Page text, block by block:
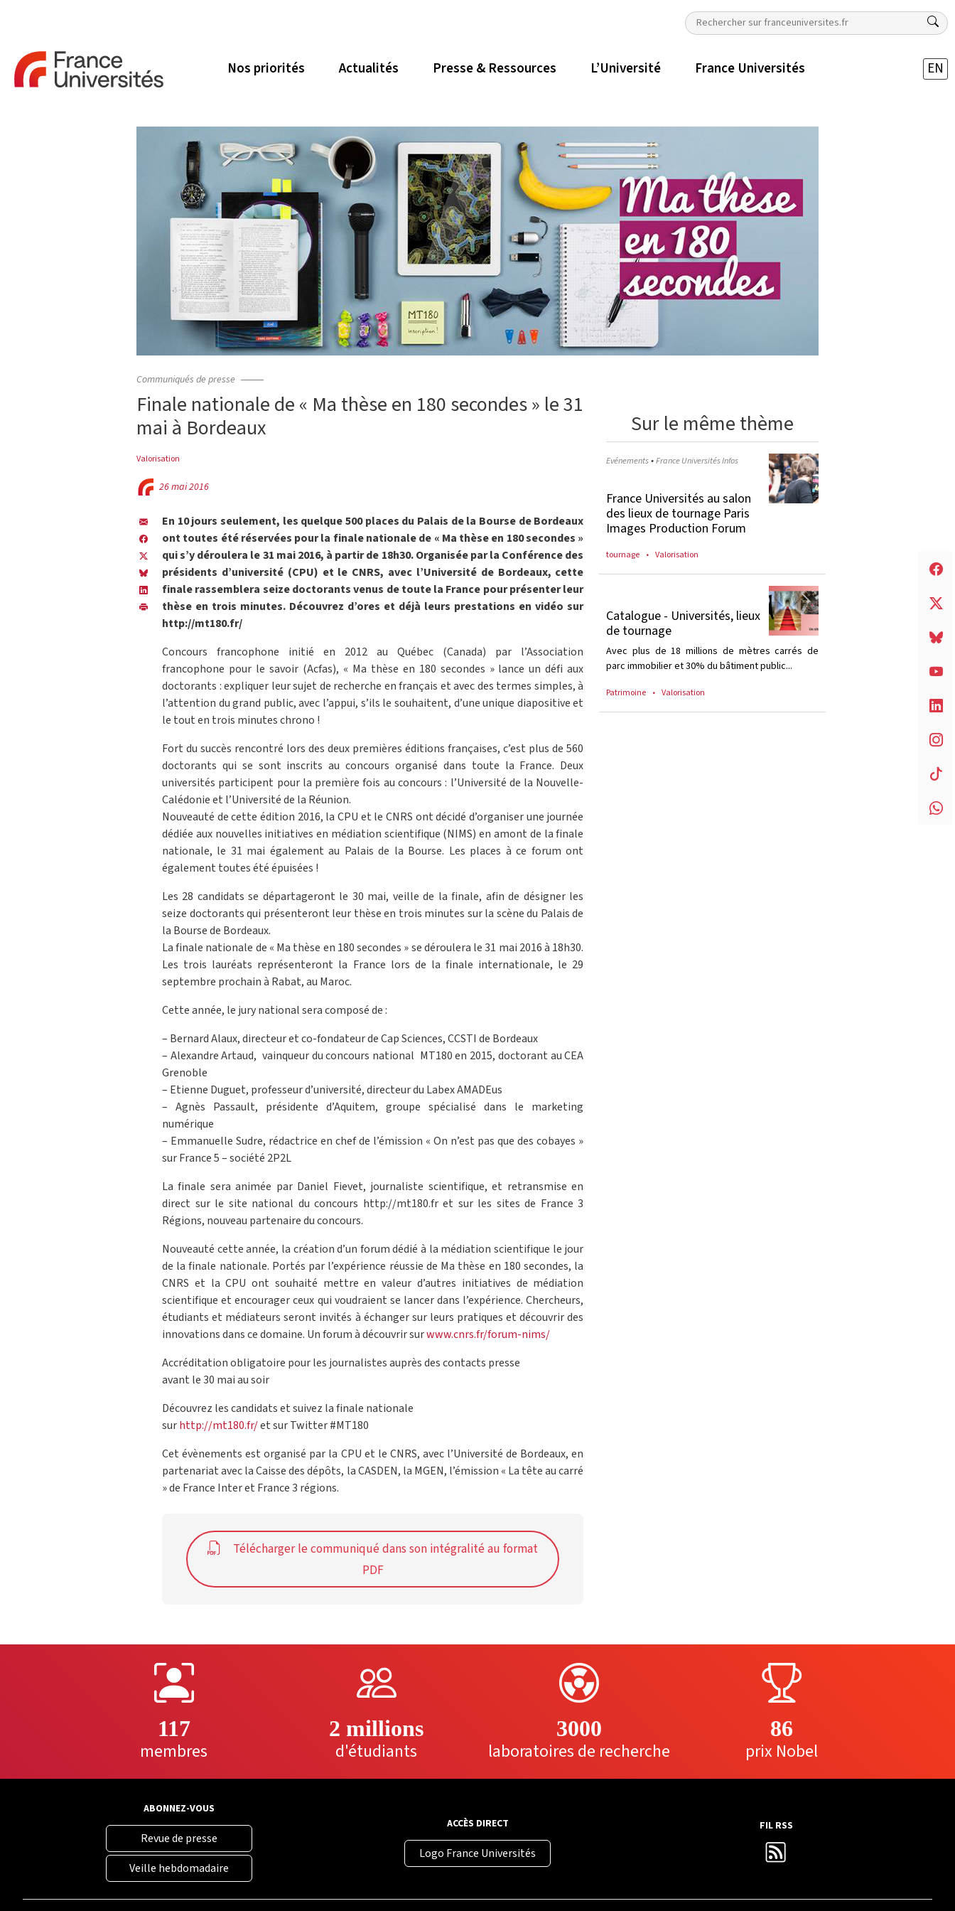
Nos priorités Actualités Presse & Ressources L’Université France Universités EN
Communiqués de presse
Finale nationale de « Ma thèse en 180 secondes » le 31
mai à Bordeaux
Valorisation
26 mai 2016
En 10 jours seulement, les quelque 500 places du Palais de la Bourse de Bordeaux
ont toutes été réservées pour la finale nationale de « Ma thèse en 180 secondes »
qui s’y déroulera le 31 mai 2016, à partir de 18h30. Organisée par la Conférence des
présidents d’université (CPU) et le CNRS, avec l’Université de Bordeaux, cette
finale rassemblera seize doctorants venus de toute la France pour présenter leur
thèse en trois minutes. Découvrez d’ores et déjà leurs prestations en vidéo sur
http://mt180.fr/
Concours francophone initié en 2012 au Québec (Canada) par l’Association
francophone pour le savoir (Acfas), « Ma thèse en 180 secondes » lance un défi aux
doctorants : expliquer leur sujet de recherche en français et avec des termes simples, à
l’attention du grand public, avec l’appui, s’ils le souhaitent, d’une unique diapositive et
le tout en trois minutes chrono !
Fort du succès rencontré lors des deux premières éditions françaises, c’est plus de 560
doctorants qui se sont inscrits au concours organisé dans toute la France. Deux
universités participent pour la première fois au concours : l’Université de la Nouvelle-
Calédonie et l’Université de la Réunion.
Nouveauté de cette édition 2016, la CPU et le CNRS ont décidé d’organiser une journée
dédiée aux nouvelles initiatives en médiation scientifique (NIMS) en amont de la finale
nationale, le 31 mai également au Palais de la Bourse. Les places à ce forum ont
également toutes été épuisées !
Les 28 candidats se départageront le 30 mai, veille de la finale, afin de désigner les
seize doctorants qui présenteront leur thèse en trois minutes sur la scène du Palais de
la Bourse de Bordeaux.
La finale nationale de « Ma thèse en 180 secondes » se déroulera le 31 mai 2016 à 18h30.
Les trois lauréats représenteront la France lors de la finale internationale, le 29
septembre prochain à Rabat, au Maroc.
Cette année, le jury national sera composé de :
– Bernard Alaux, directeur et co-fondateur de Cap Sciences, CCSTI de Bordeaux
– Alexandre Artaud, vainqueur du concours national MT180 en 2015, doctorant au CEA
Grenoble
– Etienne Duguet, professeur d’université, directeur du Labex AMADEus
– Agnès Passault, présidente d’Aquitem, groupe spécialisé dans le marketing
numérique
– Emmanuelle Sudre, rédactrice en chef de l’émission « On n’est pas que des cobayes »
sur France 5 – société 2P2L
La finale sera animée par Daniel Fievet, journaliste scientifique, et retransmise en
direct sur le site national du concours http://mt180.fr et sur les sites de France 3
Régions, nouveau partenaire du concours.
Nouveauté cette année, la création d’un forum dédié à la médiation scientifique le jour
de la finale nationale. Portés par l’expérience réussie de Ma thèse en 180 secondes, la
CNRS et la CPU ont souhaité mettre en valeur d’autres initiatives de médiation
scientifique et encourager ceux qui voudraient se lancer dans l’expérience. Chercheurs,
étudiants et médiateurs seront invités à échanger sur leurs pratiques et découvrir des
innovations dans ce domaine. Un forum à découvrir surwww.cnrs.fr/forum-nims/
Accréditation obligatoire pour les journalistes auprès des contacts presse
avant le 30 mai au soir
Découvrez les candidats et suivez la finale nationale
surhttp://mt180.fr/et sur Twitter #MT180
Cet évènements est organisé par la CPU et le CNRS, avec l’Université de Bordeaux, en
partenariat avec la Caisse des dépôts, la CASDEN, la MGEN, l’émission « La tête au carré
» de France Inter et France 3 régions.
Télécharger le communiqué dans son intégralité au format
PDF
Sur le même thème
Evénements•France Universités Infos
France Universités au salon
des lieux de tournage Paris
Images Production Forum
tournage Valorisation
Catalogue - Universités, lieux
de tournage
Avec plus de 18 millions de mètres carrés de
parc immobilier et 30% du bâtiment public...
Patrimoine Valorisation
117
membres
2 millions
d'étudiants
3000
laboratoires de recherche
86
prix Nobel
ABONNEZ-VOUS
Revue de presse
Veille hebdomadaire
ACCÈS DIRECT
Logo France Universités
FIL RSS